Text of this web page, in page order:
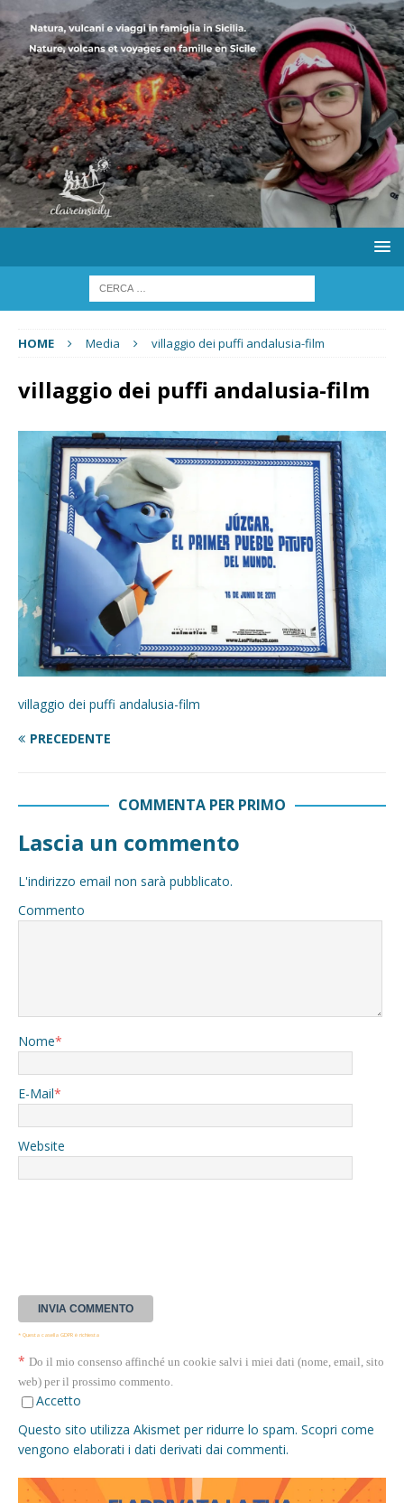
HOME Media villaggio dei puffi andalusia-film
villaggio dei puffi andalusia-film
villaggio dei puffi andalusia-film
PRECEDENTE
COMMENTA PER PRIMO
Lascia un commento
L'indirizzo email non sarà pubblicato.
Commento
Nome*
E-Mail*
Website
* Questa casella GDPR è richiesta
* Do il mio consenso affinché un cookie salvi i miei dati (nome, email, sito
web) per il prossimo commento.
Accetto
Questo sito utilizza Akismet per ridurre lo spam. Scopri come
vengono elaborati i dati derivati dai commenti.